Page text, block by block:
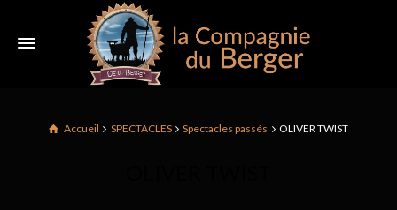
Accueil SPECTACLES Spectacles passés OLIVER TWIST